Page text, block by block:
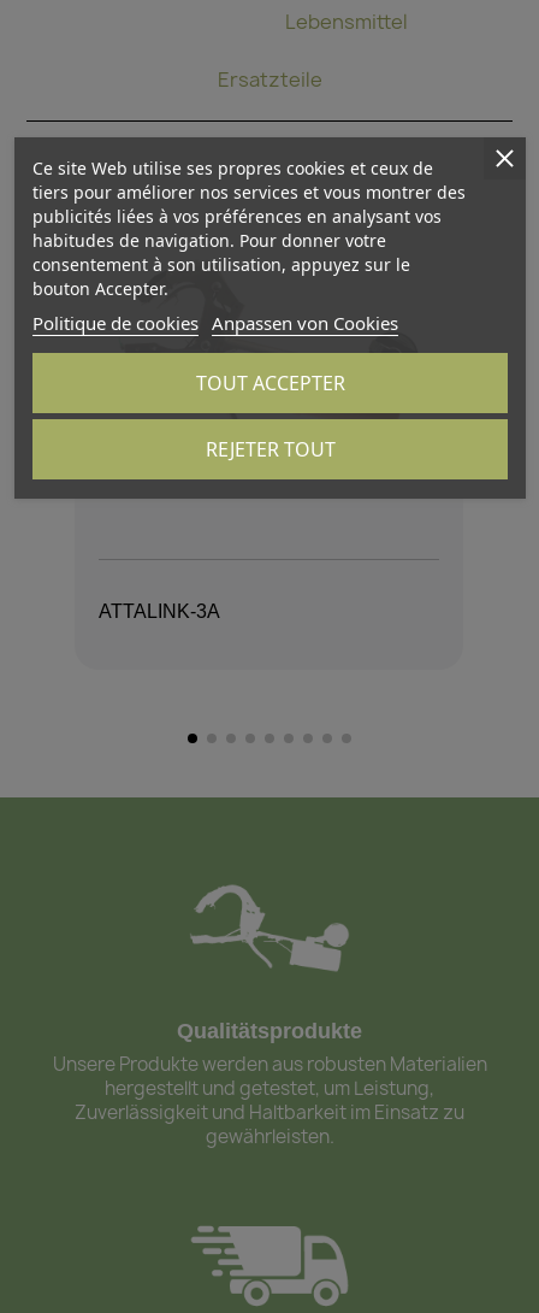
Lebensmittel
Ersatzteile
ATTALINK-3A
Qualitätsprodukte
Unsere Produkte werden aus robusten Materialien
hergestellt und getestet, um Leistung,
Zuverlässigkeit und Haltbarkeit im Einsatz zu
gewährleisten.
Ce site Web utilise ses propres cookies et ceux de
tiers pour améliorer nos services et vous montrer des
publicités liées à vos préférences en analysant vos
habitudes de navigation. Pour donner votre
consentement à son utilisation, appuyez sur le
bouton Accepter.
Politique de cookies Anpassen von Cookies
REJETER TOUT
TOUT ACCEPTER